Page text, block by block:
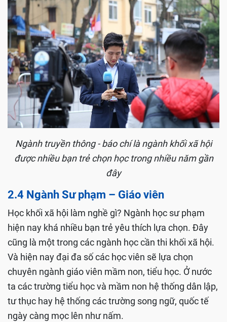
Ngành truyền thông - báo chí là ngành khối xã hội
được nhiều bạn trẻ chọn học trong nhiều năm gần
đây
2.4 Ngành Sư phạm – Giáo viên
Học khối xã hội làm nghề gì? Ngành học sư phạm
hiện nay khá nhiều bạn trẻ yêu thích lựa chọn. Đây
cũng là một trong các ngành học cần thi khối xã hội.
Và hiện nay đại đa số các học viên sẽ lựa chọn
chuyên ngành giáo viên mầm non, tiểu học. Ở nước
ta các trường tiểu học và mầm non hệ thống dân lập,
tư thục hay hệ thống các trường song ngữ, quốc tế
ngày càng mọc lên như nấm.